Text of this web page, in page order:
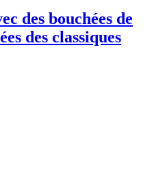
des bouchées de
des classiques